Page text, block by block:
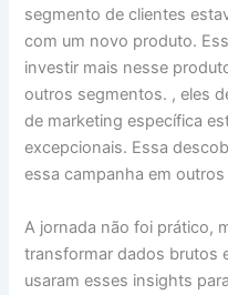
segmento de clientes
com um novo produto.
investir mais nesse
outros segmentos. , eles
de marketing específica
excepcionais. Essa
essa campanha em
A jornada não foi prático,
transformar dados brutos
usaram esses insights